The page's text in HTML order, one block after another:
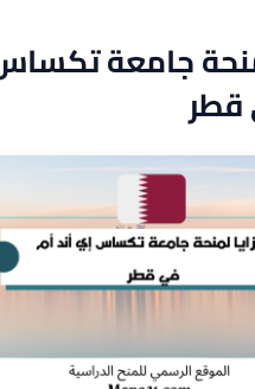
جامعة
قطر